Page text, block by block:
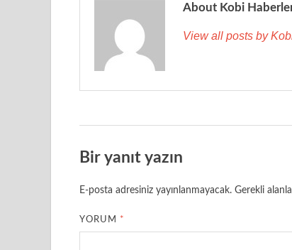
About Kobi
View all posts by
Bir yanıt yazın
E-posta adresiniz yayınlanmayacak. Gerekli
YORUM *